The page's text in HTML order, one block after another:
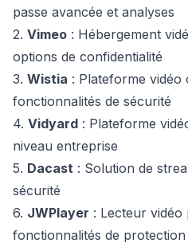
passe avancée et analyses
2. Vimeo : Hébergement
options de confidentialité
3. Wistia : Plateforme vidéo
fonctionnalités de sécurité
4. Vidyard : Plateforme
niveau entreprise
5. Dacast : Solution de
sécurité
6. JWPlayer : Lecteur vidéo
fonctionnalités de protection